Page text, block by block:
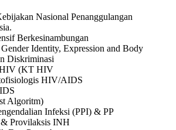
Nasional Penanggulangan
Berkesinambungan
Identity, Expression and Body
Diskriminasi
HIV (KT HIV
HIV/AIDS
Algoritm)
Infeksi (PPI) & PP
Provilaksis INH